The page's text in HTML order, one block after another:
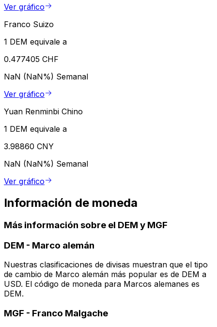
Ver gráfico
Franco Suizo
1 DEM equivale a
0.477405 CHF
NaN (NaN%) Semanal
Ver gráfico
Yuan Renminbi Chino
1 DEM equivale a
3.98860 CNY
NaN (NaN%) Semanal
Ver gráfico
Información de moneda
Más información sobre el DEM y MGF
DEM - Marco alemán
Nuestras clasificaciones de divisas muestran que el tipo
de cambio de Marco alemán más popular es de DEM a
USD. El código de moneda para Marcos alemanes es
DEM.
MGF - Franco Malgache